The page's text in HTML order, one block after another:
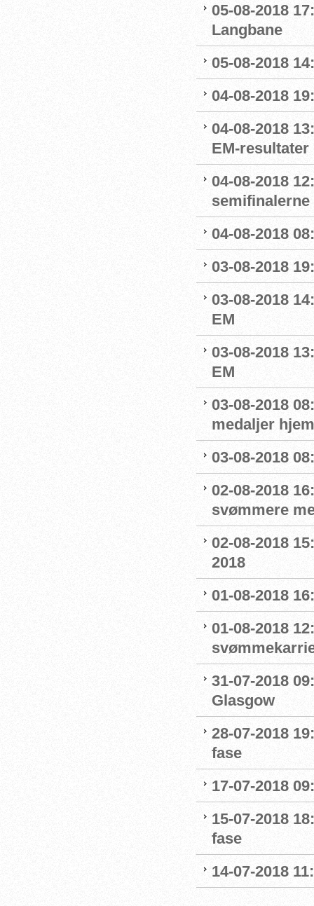
05-08-2018
Langbane
05-08-2018
04-08-2018
04-08-2018
EM-resultater
04-08-2018
semifinalerne
04-08-2018
03-08-2018
03-08-2018
EM
03-08-2018
EM
03-08-2018
medaljer
03-08-2018
02-08-2018
svømmere
02-08-2018
2018
01-08-2018
01-08-2018
31-07-2018
Glasgow
28-07-2018
fase
17-07-2018
15-07-2018
fase
14-07-2018